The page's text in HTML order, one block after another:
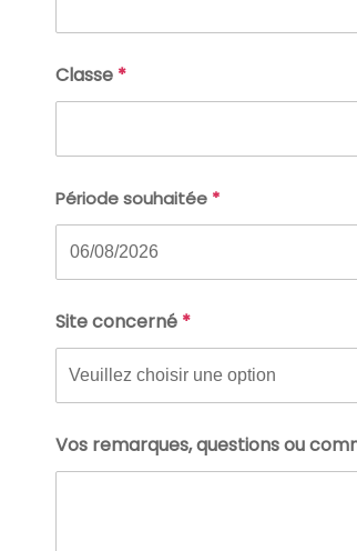
Classe *
Période souhaitée *
Site concerné *
Vos remarques, questions ou